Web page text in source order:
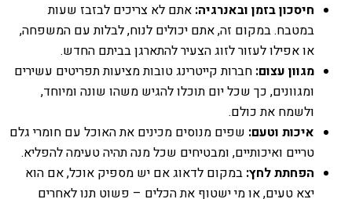
חיסכון בזמן ובאנרגיה: אתם לא צריכים לבזבז שעות
במטבח. במקום זה, אתם יכולים לנוח, לבלות עם המשפחה,
או אפילו לעזור לזוג הצעיר להתארגן בביתם החדש.
מגוון עצום: חברות קייטרינג טובות מציעות תפריטים עשירים
ומגוונים, כך שכל יום תוכלו להגיש משהו שונה ומיוחד,
ולשמח את כולם.
איכות וטעם: שפים מנוסים מכינים את האוכל עם חומרי גלם
טריים ואיכותיים, ומבטיחים שכל מנה תהיה טעימה להפליא.
הפחתת לחץ: במקום לדאוג אם יש מספיק אוכל, אם הוא
יצא טעים, או מי ישטוף את הכלים – פשוט תנו לאחרים